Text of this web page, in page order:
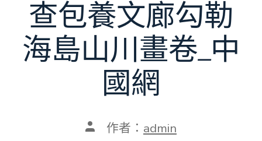
查包養文廊勾勒
海島山川畫卷_中
國網
文 作者： admin